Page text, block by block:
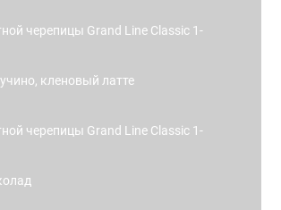
черепицы Grand Line Classic 1-
кленовый латте
черепицы Grand Line Classic 1-